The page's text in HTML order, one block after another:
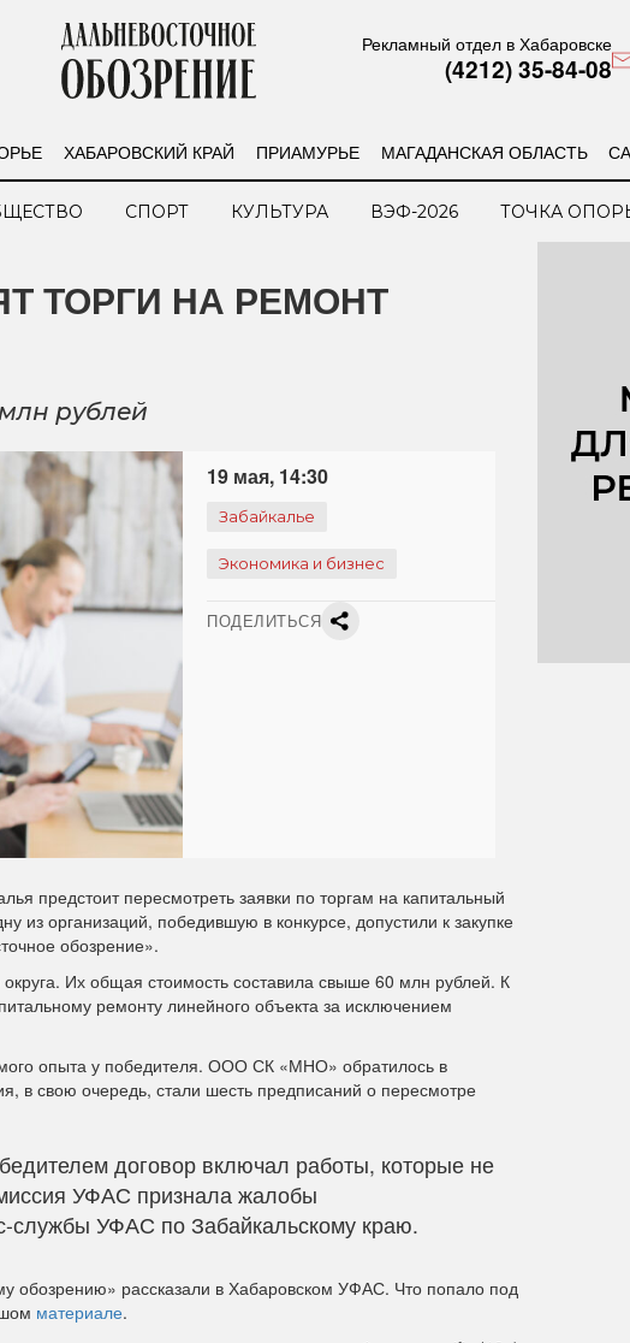
Рекламный отдел в Хабаровске
(4212) 35-84-08
ХАБАРОВСКИЙ КРАЙ ПРИАМУРЬЕ МАГАДАНСКАЯ ОБЛАСТЬ
СПОРТ КУЛЬТУРА ВЭФ-2026 ТОЧКА
ТОРГИ НА РЕМОНТ
рублей
19 мая, 14:30
Забайкалье
Экономика и бизнес
ПОДЕЛИТЬСЯ
предстоит пересмотреть заявки по торгам на капитальный
из организаций, победившую в конкурсе, допустили к закупке
обозрение».
Их общая стоимость составила свыше 60 млн рублей. К
ремонту линейного объекта за исключением
опыта у победителя. ООО СК «МНО» обратилось в
в свою очередь, стали шесть предписаний о пересмотре
договор включал работы, которые не
УФАС признала жалобы
службы УФАС по Забайкальскому краю.
обозрению» рассказали в Хабаровском УФАС. Что попало под
материале.